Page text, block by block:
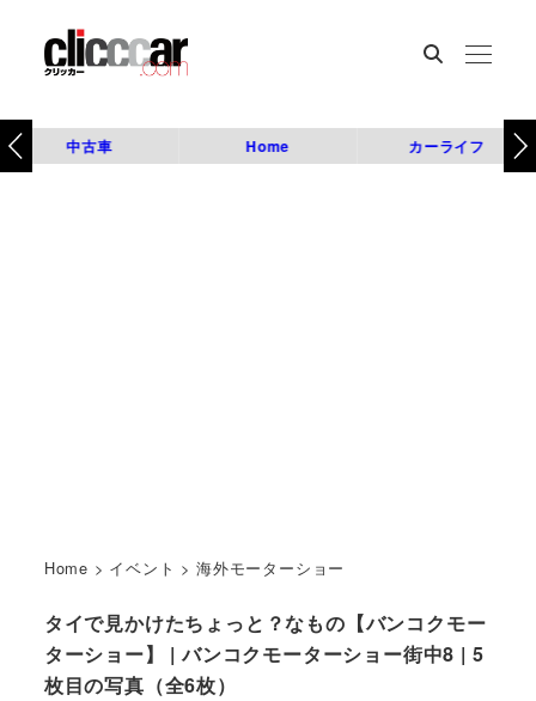
中古車 Home カーライフ
Home > イベント >海外モーターショー
タイで見かけたちょっと？なもの【バンコクモー
ターショー】 | バンコクモーターショー街中8 | 5
枚目の写真（全6枚）